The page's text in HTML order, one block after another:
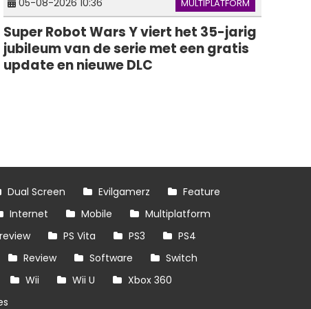
05-08-2026 10:36 MULTIPLATFORM
Super Robot Wars Y viert het 35-jarig
jubileum van de serie met een gratis
update en nieuwe DLC
Dual Screen Evilgamerz
Feature
Internet Mobile
Multiplatform
PS Vita PS3
PS4
Review Software
Switch
Wii Wii U
Xbox 360